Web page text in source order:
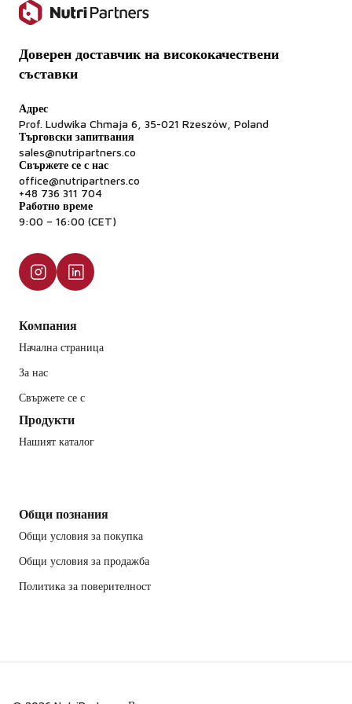
Доверен доставчик на висококачествени
съставки
Адрес
Prof. Ludwika Chmaja 6, 35-021 Rzeszów, Poland
Търговски запитвания
sales@nutripartners.co
Свържете се с нас
office@nutripartners.co
+48 736 311 704
Работно време
9:00 – 16:00 (CET)
Компания
Начална страница
За нас
Свържете се с
Продукти
Нашият каталог
Общи познания
Общи условия за покупка
Общи условия за продажба
Политика за поверителност